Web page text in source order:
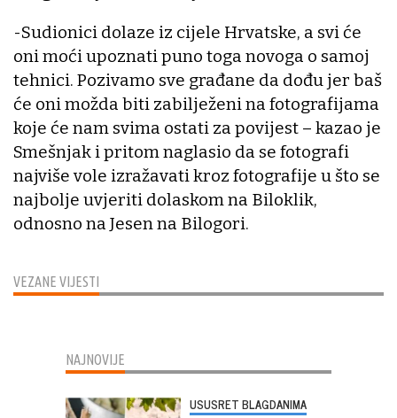
VEZANE VIJESTI
-Sudionici dolaze iz cijele Hrvatske, a svi će
oni moći upoznati puno toga novoga o samoj
tehnici. Pozivamo sve građane da dođu jer baš
će oni možda biti zabilježeni na fotografijama
koje će nam svima ostati za povijest – kazao je
Smešnjak i pritom naglasio da se fotografi
najviše vole izražavati kroz fotografije u što se
najbolje uvjeriti dolaskom na Biloklik,
odnosno na Jesen na Bilogori.
NAJNOVIJE
USUSRET BLAGDANIMA